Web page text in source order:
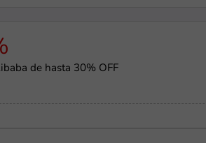
de hasta 30% OFF